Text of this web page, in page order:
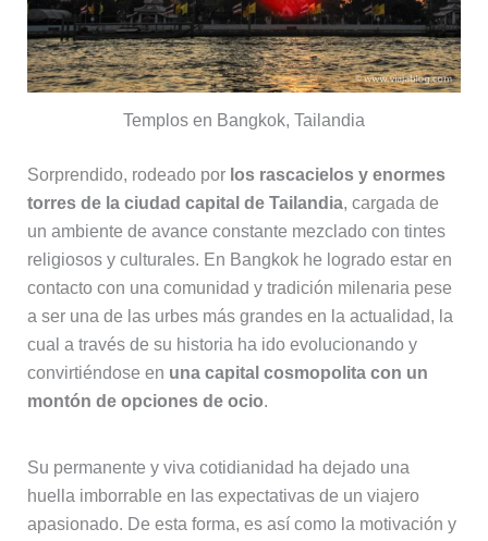
Templos en Bangkok, Tailandia
Sorprendido, rodeado por los rascacielos y enormes
torres de la ciudad capital de Tailandia, cargada de
un ambiente de avance constante mezclado con tintes
religiosos y culturales. En Bangkok he logrado estar en
contacto con una comunidad y tradición milenaria pese
a ser una de las urbes más grandes en la actualidad, la
cual a través de su historia ha ido evolucionando y
convirtiéndose en una capital cosmopolita con un
montón de opciones de ocio.
Su permanente y viva cotidianidad ha dejado una
huella imborrable en las expectativas de un viajero
apasionado. De esta forma, es así como la motivación y